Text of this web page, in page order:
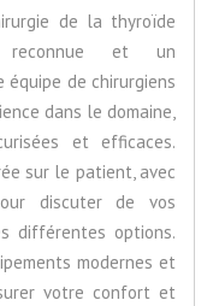
de la thyroïde
reconnue et un
équipe de chirurgiens
dans le domaine,
et efficaces.
sur le patient, avec
discuter de vos
différentes options.
modernes et
votre confort et